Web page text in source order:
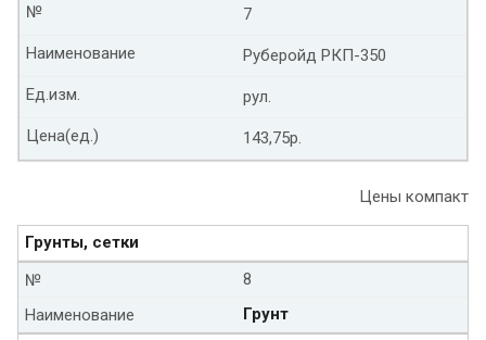
7
№
Руберойд РКП-350
Наименование
рул.
Ед.изм.
143,75р.
Цена(ед.)
Цены компакт
Грунты, сетки
8
№
Грунт
Наименование